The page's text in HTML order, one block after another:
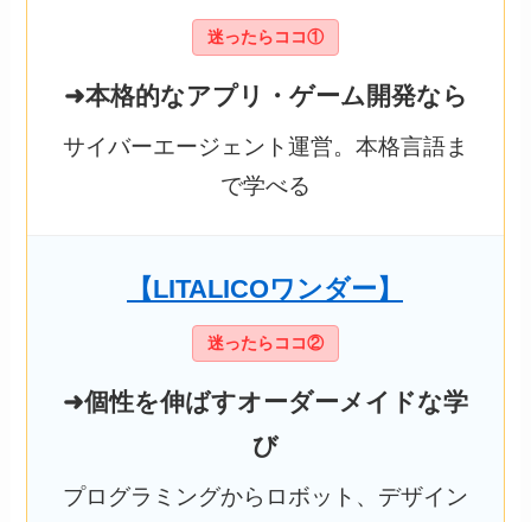
迷ったらココ①
➜本格的なアプリ・ゲーム開発なら
サイバーエージェント運営。本格言語ま
で学べる
【LITALICOワンダー】
迷ったらココ②
➜個性を伸ばすオーダーメイドな学
び
プログラミングからロボット、デザイン